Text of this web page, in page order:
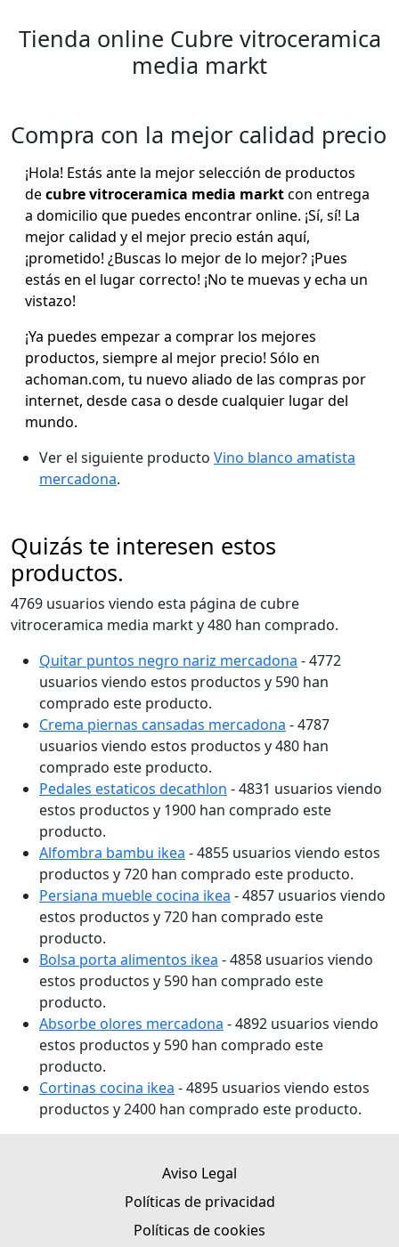
Tienda online Cubre vitroceramica
media markt
Compra con la mejor calidad precio
¡Hola! Estás ante la mejor selección de productos
decubre vitroceramica media marktcon entrega
a domicilio que puedes encontrar online. ¡Sí, sí! La
mejor calidad y el mejor precio están aquí,
¡prometido! ¿Buscas lo mejor de lo mejor? ¡Pues
estás en el lugar correcto! ¡No te muevas y echa un
vistazo!
¡Ya puedes empezar a comprar los mejores
productos, siempre al mejor precio! Sólo en
achoman.com, tu nuevo aliado de las compras por
internet, desde casa o desde cualquier lugar del
mundo.
Ver el siguiente producto Vino blanco amatista
mercadona.
Quizás te interesen estos
productos.
4769 usuarios viendo esta página de cubre
vitroceramica media markt y 480 han comprado.
Quitar puntos negro nariz mercadona - 4772
usuarios viendo estos productos y 590 han
comprado este producto.
Crema piernas cansadas mercadona - 4787
usuarios viendo estos productos y 480 han
comprado este producto.
Pedales estaticos decathlon - 4831 usuarios viendo
estos productos y 1900 han comprado este
producto.
Alfombra bambu ikea - 4855 usuarios viendo estos
productos y 720 han comprado este producto.
Persiana mueble cocina ikea - 4857 usuarios viendo
estos productos y 720 han comprado este
producto.
Bolsa porta alimentos ikea - 4858 usuarios viendo
estos productos y 590 han comprado este
producto.
Absorbe olores mercadona - 4892 usuarios viendo
estos productos y 590 han comprado este
producto.
Cortinas cocina ikea - 4895 usuarios viendo estos
productos y 2400 han comprado este producto.
Aviso Legal
Políticas de privacidad
Políticas de cookies